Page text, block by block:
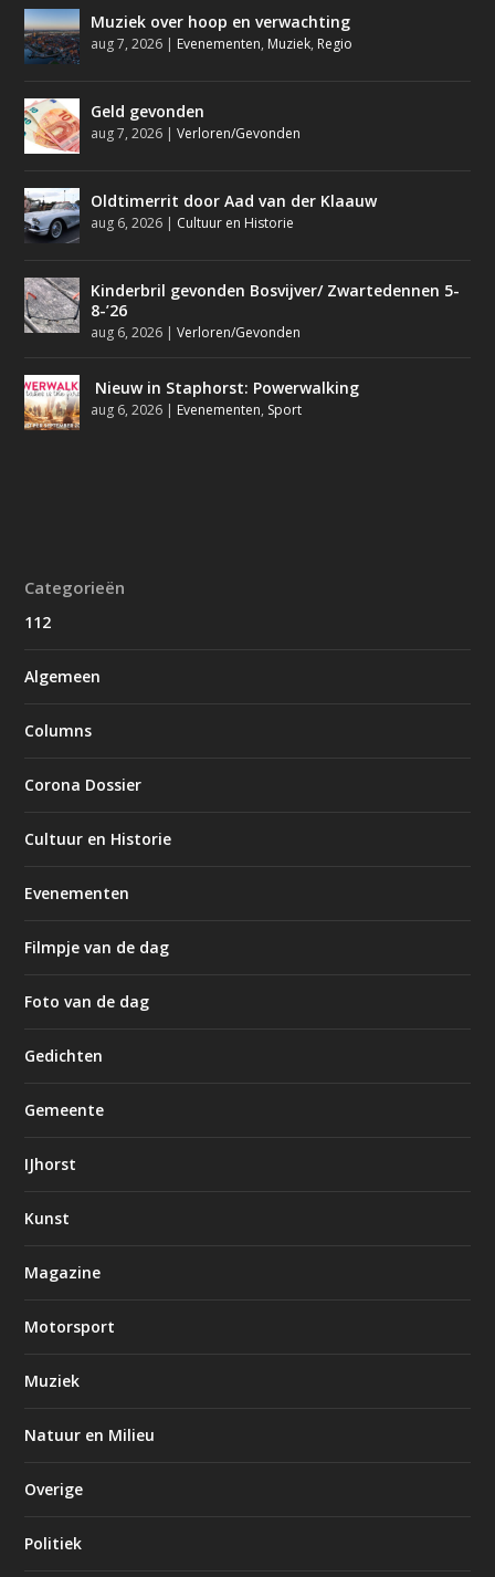
Muziek over hoop en verwachting
aug 7, 2026 | Evenementen, Muziek, Regio
Geld gevonden
aug 7, 2026 |Verloren/Gevonden
Oldtimerrit door Aad van der Klaauw
aug 6, 2026 | Cultuur en Historie
Kinderbril gevonden Bosvijver/ Zwartedennen 5-
8-’26
aug 6, 2026 |Verloren/Gevonden
Nieuw in Staphorst: Powerwalking
aug 6, 2026 | Evenementen, Sport
Categorieën
112
Algemeen
Columns
Corona Dossier
Cultuur en Historie
Evenementen
Filmpje van de dag
Foto van de dag
Gedichten
Gemeente
IJhorst
Kunst
Magazine
Motorsport
Muziek
Natuur en Milieu
Overige
Politiek